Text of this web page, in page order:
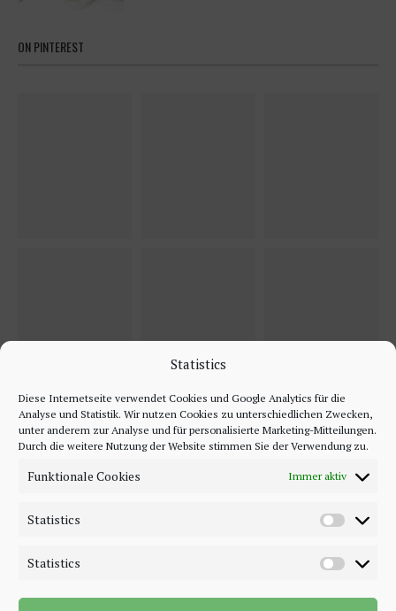
Statistics
Diese Internetseite verwendet Cookies und Google Analytics für die
Analyse und Statistik. Wir nutzen Cookies zu unterschiedlichen Zwecken,
unter anderem zur Analyse und für personalisierte Marketing-Mitteilungen.
Durch die weitere Nutzung der Website stimmen Sie der Verwendung zu.
Funktionale Cookies Immer aktiv
Statistics
Statistics
ON PINTEREST